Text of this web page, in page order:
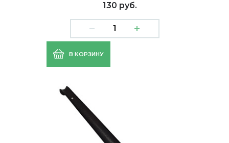
130 руб.
В КОРЗИНУ